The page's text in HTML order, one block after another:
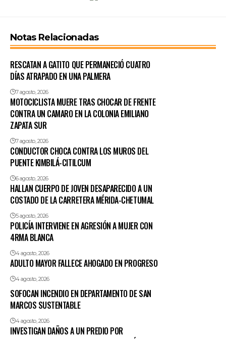
Notas Relacionadas
RESCATAN A GATITO QUE PERMANECIÓ CUATRO
DÍAS ATRAPADO EN UNA PALMERA
7 agosto, 2026
MOTOCICLISTA MUERE TRAS CHOCAR DE FRENTE
CONTRA UN CAMARO EN LA COLONIA EMILIANO
ZAPATA SUR
7 agosto, 2026
CONDUCTOR CHOCA CONTRA LOS MUROS DEL
PUENTE KIMBILÁ-CITILCUM
6 agosto, 2026
HALLAN CUERPO DE JOVEN DESAPARECIDO A UN
COSTADO DE LA CARRETERA MÉRIDA-CHETUMAL
5 agosto, 2026
POLICÍA INTERVIENE EN AGRESIÓN A MUJER CON
4RMA BLANCA
4 agosto, 2026
ADULTO MAYOR FALLECE AHOGADO EN PROGRESO
4 agosto, 2026
SOFOCAN INCENDIO EN DEPARTAMENTO DE SAN
MARCOS SUSTENTABLE
4 agosto, 2026
INVESTIGAN DAÑOS A UN PREDIO POR